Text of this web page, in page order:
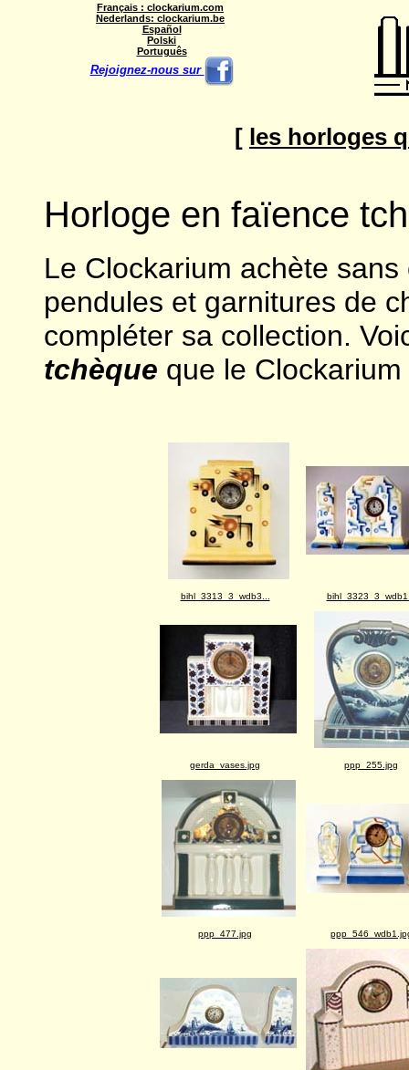
Français : clockarium.com
Nederlands: clockarium.be
Español
Polski
Português
Rejoignez-nous sur
[ les horloges
Horloge en faïence
Le Clockarium achète
pendules et garnitures de
compléter sa collection.
tchèque que le
bihl_3313_3_wdb3...
gerda_vases.jpg ppp_255.jpg
ppp_477.jpg